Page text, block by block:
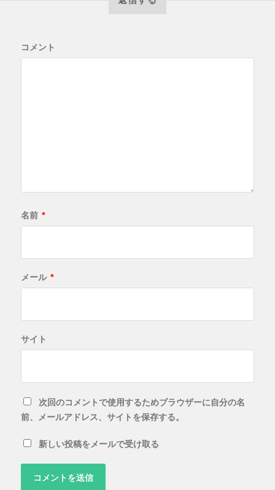
コメント
名前 *
メール *
サイト
次回のコメントで使用するためブラウザーに自分の名
前、メールアドレス、サイトを保存する。
新しい投稿をメールで受け取る